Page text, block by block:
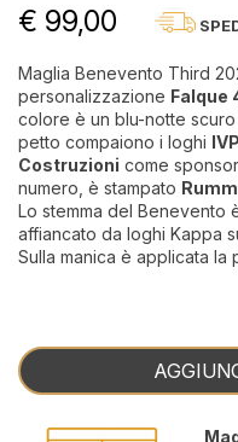
€ 99,00
Maglia Benevento Third
personalizzazione Falque
colore è un blu-notte
petto compaiono i loghi
Costruzioni come
numero, è stampato
Lo stemma del Benevento
affiancato da loghi Kappa
Sulla manica è applicata la